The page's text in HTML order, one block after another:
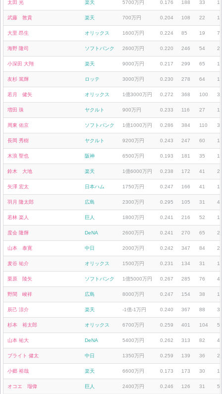
太田 光 楽天 5700万円 0.176 188 33
武藤 敦貴 楽天 700万円 0.204 108 22
大里 昂生 オリックス 1600万円 0.224 85 19 7
海野 隆司 ソフトバンク 2600万円 0.220 246 54
小深田 大翔 楽天 9000万円 0.217 299 65
友杉 篤輝 ロッテ 3000万円 0.230 278 64
若月 健矢 オリックス 1億3000万円 0.272 368 100
増田 珠 ヤクルト 900万円 0.233 116 27 11
周東 佑京 ソフトバンク 1億1000万円 0.286 384 110
長岡 秀樹 ヤクルト 9200万円 0.243 247 60
木浪 聖也 阪神 6500万円 0.193 181 35
鈴木 大地 楽天 1億6000万円 0.238 172 41
矢澤 宏太 日本ハム 1750万円 0.247 166 41
羽月 隆太郎 広島 2300万円 0.295 105 31 4
若林 楽人 巨人 1800万円 0.241 216 52
度会 隆輝 DeNA 2600万円 0.241 270 65
山本 泰寛 中日 2000万円 0.242 347 84
麦谷 祐介 オリックス 1500万円 0.231 134 31
栗原 陵矢 ソフトバンク 1億5000万円 0.267 285 76
野間 峻祥 広島 8000万円 0.247 154 38
辰己 涼介 楽天 -1億-1万円 0.240 367 88
杉本 裕太郎 オリックス 6700万円 0.259 401 104
山本 祐大 DeNA 5400万円 0.262 313 82
ブライト 健太 中日 1350万円 0.259 139 36
小郷 裕哉 楽天 6600万円 0.173 173 30
オコエ 瑠偉 巨人 2400万円 0.246 126 31 5